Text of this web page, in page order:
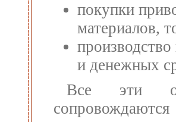
покупки
материалов,
и денежных
Все эти